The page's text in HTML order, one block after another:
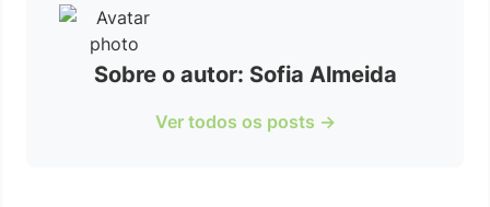
Sobre o autor: Sofia Almeida
Ver todos os posts →